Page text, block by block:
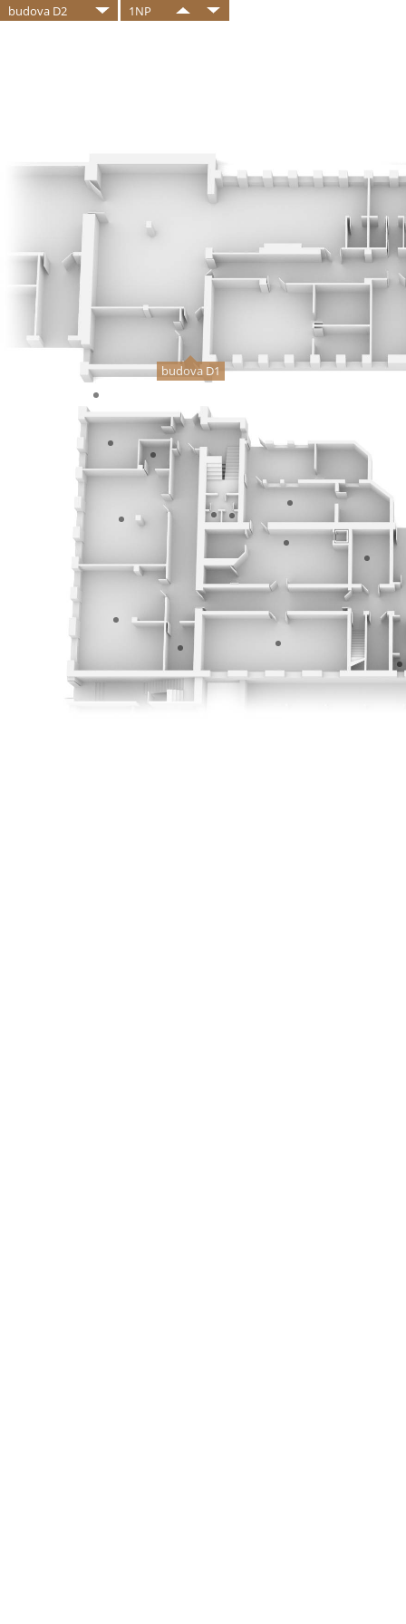
budova D2 1NP
budova D1